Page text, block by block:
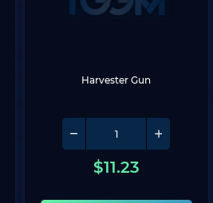
Harvester Gun
$11.23